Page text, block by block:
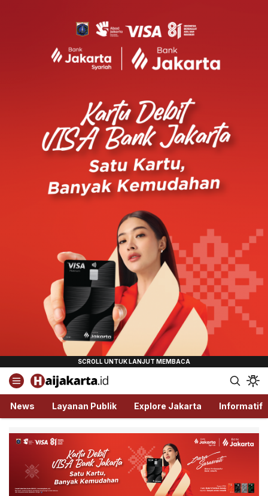
Haijakarta.id
Semua Tentang Jakarta Ada Disini!
News Layanan Publik Explore Jakarta Informatif